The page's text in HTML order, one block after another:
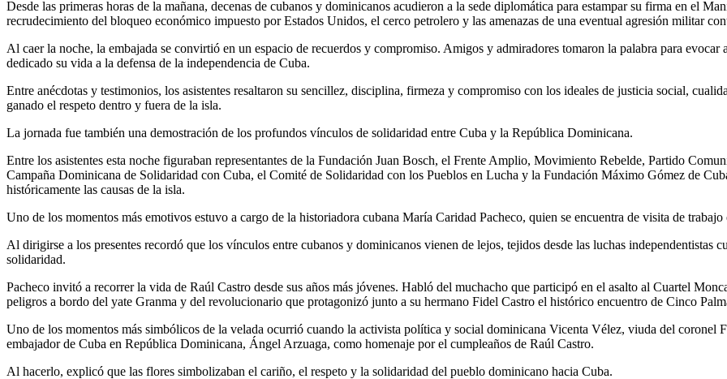
Desde las primeras horas de la mañana, decenas de cubanos y dominicanos acudieron a la sede diplomática para estampar su firma en el
recrudecimiento del bloqueo económico impuesto por Estados Unidos, el cerco petrolero y las amenazas de una eventual agresión militar
Al caer la noche, la embajada se convirtió en un espacio de recuerdos y compromiso. Amigos y admiradores tomaron la palabra para
dedicado su vida a la defensa de la independencia de Cuba.
Entre anécdotas y testimonios, los asistentes resaltaron su sencillez, disciplina, firmeza y compromiso con los ideales de justicia social,
ganado el respeto dentro y fuera de la isla.
La jornada fue también una demostración de los profundos vínculos de solidaridad entre Cuba y la República Dominicana.
Entre los asistentes esta noche figuraban representantes de la Fundación Juan Bosch, el Frente Amplio, Movimiento Rebelde, Partido
Campaña Dominicana de Solidaridad con Cuba, el Comité de Solidaridad con los Pueblos en Lucha y la Fundación Máximo Gómez de
históricamente las causas de la isla.
Uno de los momentos más emotivos estuvo a cargo de la historiadora cubana María Caridad Pacheco, quien se encuentra de visita de
Al dirigirse a los presentes recordó que los vínculos entre cubanos y dominicanos vienen de lejos, tejidos desde las luchas independentistas
solidaridad.
Pacheco invitó a recorrer la vida de Raúl Castro desde sus años más jóvenes. Habló del muchacho que participó en el asalto al Cuartel
peligros a bordo del yate Granma y del revolucionario que protagonizó junto a su hermano Fidel Castro el histórico encuentro de Cinco
Uno de los momentos más simbólicos de la velada ocurrió cuando la activista política y social dominicana Vicenta Vélez, viuda del coronel
embajador de Cuba en República Dominicana, Ángel Arzuaga, como homenaje por el cumpleaños de Raúl Castro.
Al hacerlo, explicó que las flores simbolizaban el cariño, el respeto y la solidaridad del pueblo dominicano hacia Cuba.